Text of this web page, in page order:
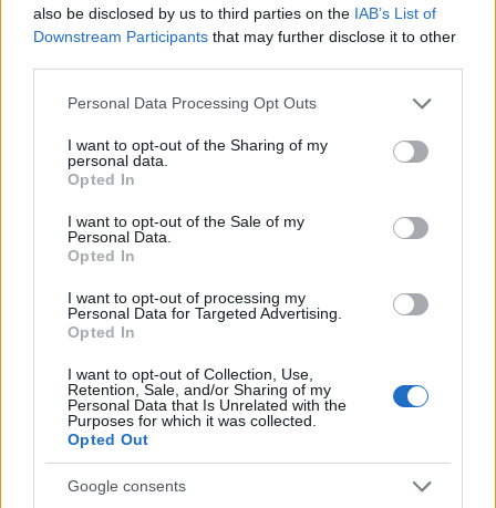
also be disclosed by us to third parties on the IAB’s List of
Downstream Participants that may further disclose it to other
Please note that this website/app uses one or more Google
not limited to your visit or usage behaviour. You may click to
grant or deny consent to Google and its third-party tags to
use your data for below specified purposes in below Google
consent section.
Personal Data Processing Opt Outs
I want to opt-out of the Sharing of my
personal data.
Opted In
I want to opt-out of the Sale of my
Personal Data.
Opted In
I want to opt-out of processing my
Personal Data for Targeted Advertising.
Opted In
I want to opt-out of Collection, Use,
Retention, Sale, and/or Sharing of my
Personal Data that Is Unrelated with the
Purposes for which it was collected.
Opted Out
Google consents
Stride Staked Injective $16.46
(JDB)
(FIBO)
kpk ETH Prime
(KPK ETH PRIME)
$2,036.25
Bitcoin
(BTC)
Ethereum
(ETH)
$1,916.01